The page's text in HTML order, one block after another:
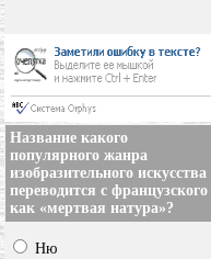
Название какого
популярного жанра
изобразительного искусства
переводится с французского
как «мертвая натура»?
Ню